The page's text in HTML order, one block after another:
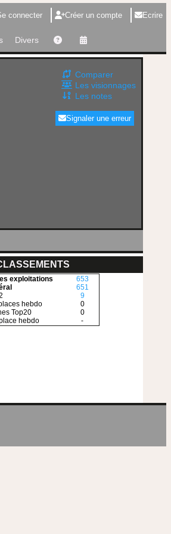
connecter Créer un compte Ecrire
Divers
Comparer
Les visionnages
Les notes
Signaler une erreur
exploitations
hebdo
Top20
hebdo
653
651
9
0
0
-